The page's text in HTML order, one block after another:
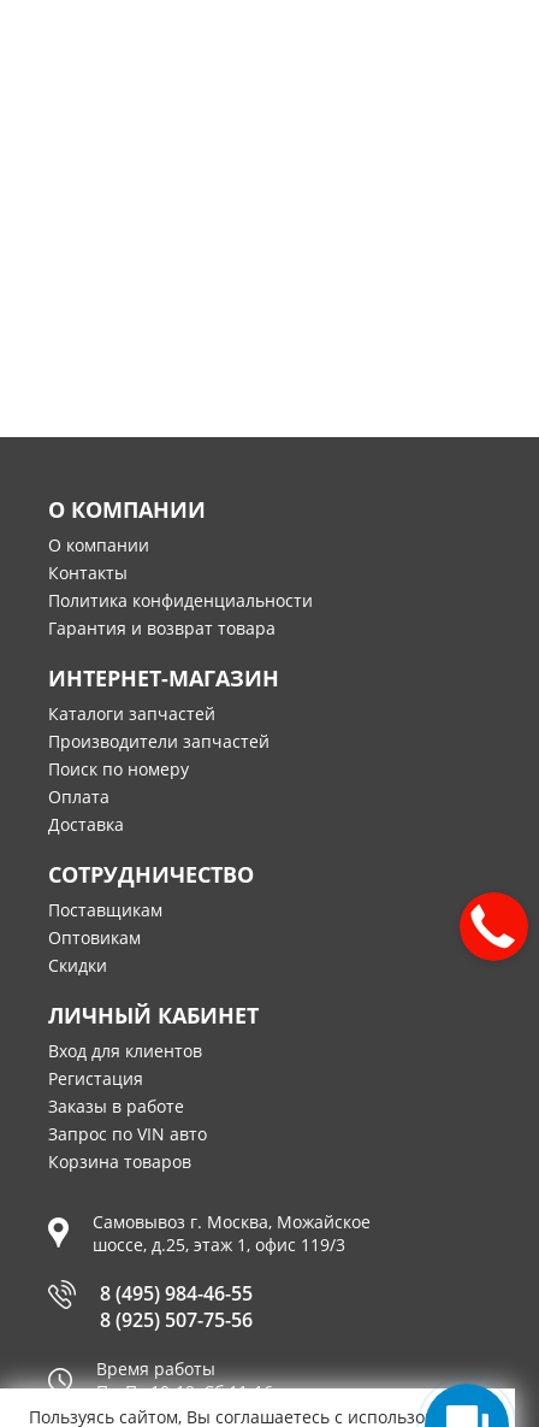
О КОМПАНИИ
О компании
Контакты
Политика конфиденциальности
Гарантия и возврат товара
ИНТЕРНЕТ-МАГАЗИН
Каталоги запчастей
Производители запчастей
Поиск по номеру
Оплата
Доставка
СОТРУДНИЧЕСТВО
Поставщикам
Оптовикам
Скидки
ЛИЧНЫЙ КАБИНЕТ
Вход для клиентов
Регистация
Заказы в работе
Запрос по VIN авто
Корзина товаров
Самовывоз г. Москва, Можайское
шоссе, д.25, этаж 1, офис 119/3
8 (495) 984-46-55
8 (925) 507-75-56
Время работы
Пн-Пт 10-19, Сб 11-16
Пользуясь сайтом, Вы соглашаетесь с использованием